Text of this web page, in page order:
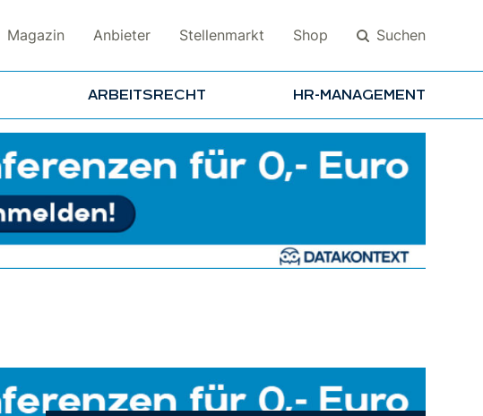
Magazin Anbieter Stellenmarkt Shop Suchen
ARBEITSRECHT HR-MANAGEMENT
Suchen